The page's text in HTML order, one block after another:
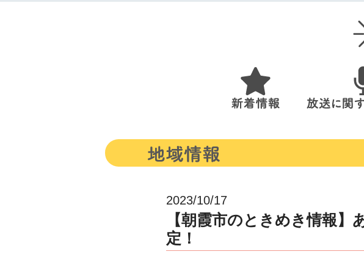
2023/10/17
【朝霞市のときめき情報
定！